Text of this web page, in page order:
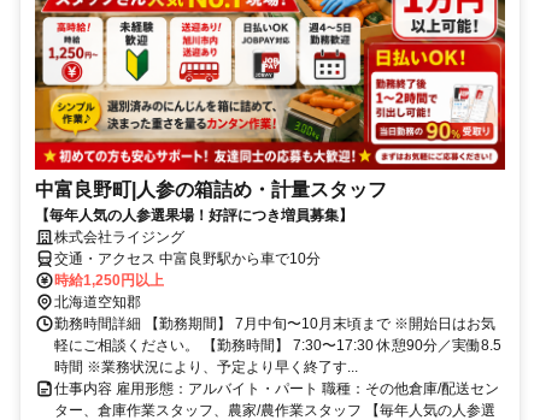
中富良野町|人参の箱詰め・計量スタッフ
【毎年人気の人参選果場！好評につき増員募集】
株式会社ライジング
交通・アクセス 中富良野駅から車で10分
時給1,250円以上
北海道空知郡
勤務時間詳細 【勤務期間】 7月中旬〜10月末頃まで ※開始日はお気
軽にご相談ください。 【勤務時間】 7:30〜17:30 休憩90分／実働8.5
時間 ※業務状況により、予定より早く終了す...
仕事内容 雇用形態：アルバイト・パート 職種：その他倉庫/配送セン
ター、倉庫作業スタッフ、農家/農作業スタッフ 【毎年人気の人参選